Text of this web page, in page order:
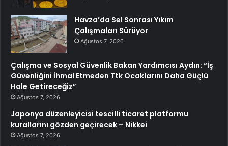
Havza’da Sel Sonrası Yıkım
Çalışmaları Sürüyor
Ağustos 7, 2026
Çalışma ve Sosyal Güvenlik Bakan Yardımcısı Aydın: “İş
Güvenliğini İhmal Etmeden Ttk Ocaklarını Daha Güçlü
Hale Getireceğiz”
Ağustos 7, 2026
Japonya düzenleyicisi tescilli ticaret platformu
kurallarını gözden geçirecek – Nikkei
Ağustos 7, 2026